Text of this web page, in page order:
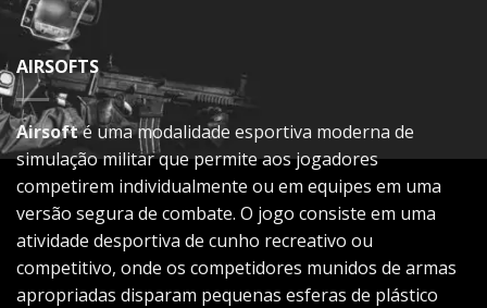
AIRSOFTS
Airsofté uma modalidade esportiva moderna de
simulação militar que permite aos jogadores
competirem individualmente ou em equipes em uma
versão segura de combate. O jogo consiste em uma
atividade desportiva de cunho recreativo ou
competitivo, onde os competidores munidos de armas
apropriadas disparam pequenas esferas de plástico